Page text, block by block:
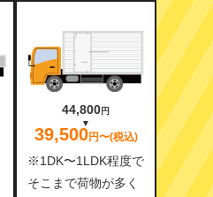
44,800円
39,500円〜(税込)
※1DK〜1LDK程度で
そこまで荷物が多く